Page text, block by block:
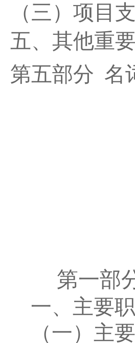
（三）项目
五、其他重
第五部分 名
第一部
一、主要
（一）主